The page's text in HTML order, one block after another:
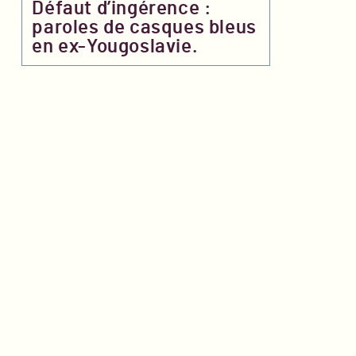
Défaut d’ingérence :
paroles de casques bleus
en ex-Yougoslavie.